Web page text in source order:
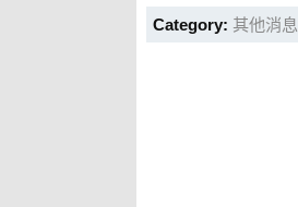
Category: 其他消息